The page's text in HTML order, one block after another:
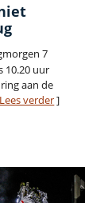
7
10.20 uur
aan de
Lees verder]